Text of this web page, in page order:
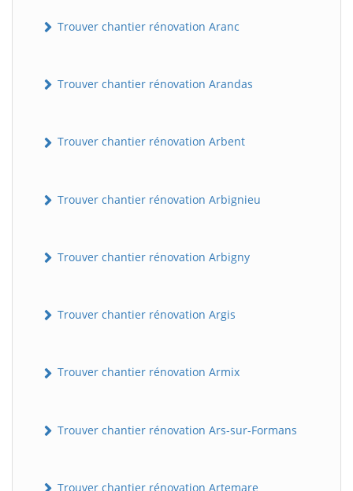
Trouver chantier rénovation Aranc
Trouver chantier rénovation Arandas
Trouver chantier rénovation Arbent
Trouver chantier rénovation Arbignieu
Trouver chantier rénovation Arbigny
Trouver chantier rénovation Argis
Trouver chantier rénovation Armix
Trouver chantier rénovation Ars-sur-Formans
Trouver chantier rénovation Artemare